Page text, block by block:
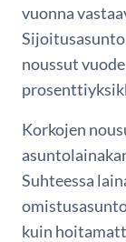
vuonna
noussut
Korkojen
Suhteessa
kuin